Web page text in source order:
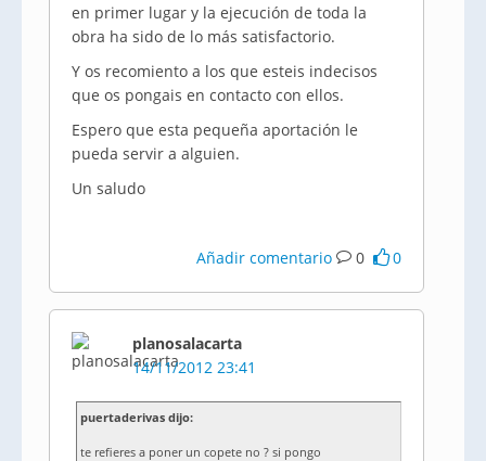
en primer lugar y la ejecución de toda la
obra ha sido de lo más satisfactorio.
Y os recomiento a los que esteis indecisos
que os pongais en contacto con ellos.
Espero que esta pequeña aportación le
pueda servir a alguien.
Un saludo
Añadir comentario 0 0
planosalacarta
14/11/2012 23:41
puertaderivas dijo:
te refieres a poner un copete no ? si pongo